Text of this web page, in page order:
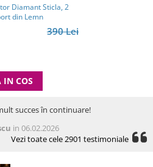
Diamant Sticla, 2
din Lemn
390 Lei
IN COS
succes în continuare!
in 06.02.2026
Vezi toate cele 2901 testimoniale